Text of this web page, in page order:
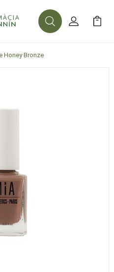
BuscarMi Cuenta
Mi
Honey Bronze